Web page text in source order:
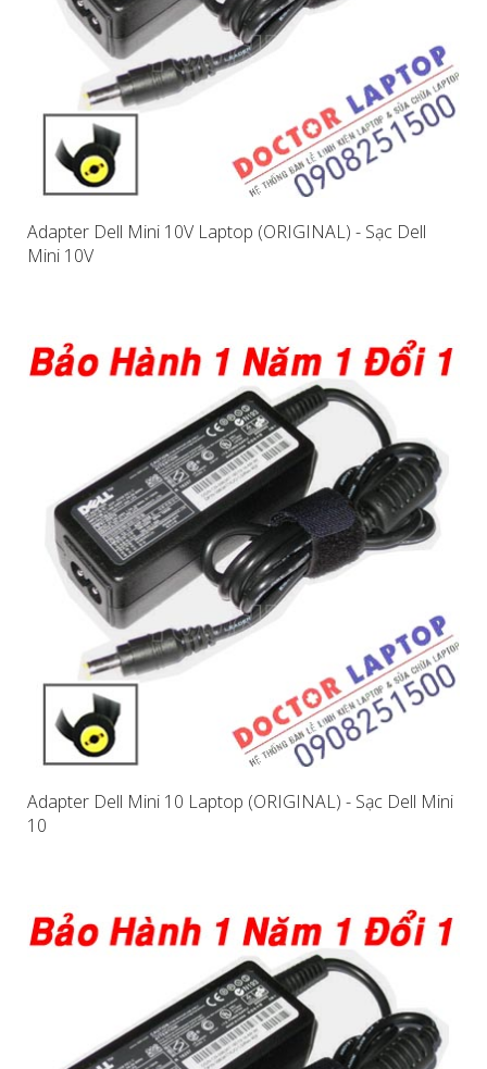
Adapter Dell Mini 10V Laptop (ORIGINAL) - Sạc Dell
Mini 10V
Adapter Dell Mini 10 Laptop (ORIGINAL) - Sạc Dell Mini
10